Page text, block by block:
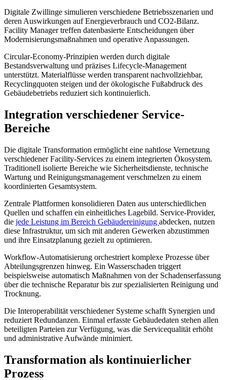
Digitale Zwillinge simulieren verschiedene Betriebsszenarien und
deren Auswirkungen auf Energieverbrauch und CO2-Bilanz.
Facility Manager treffen datenbasierte Entscheidungen über
Modernisierungsmaßnahmen und operative Anpassungen.
Circular-Economy-Prinzipien werden durch digitale
Bestandsverwaltung und präzises Lifecycle-Management
unterstützt. Materialflüsse werden transparent nachvollziehbar,
Recyclingquoten steigen und der ökologische Fußabdruck des
Gebäudebetriebs reduziert sich kontinuierlich.
Integration verschiedener Service-
Bereiche
Die digitale Transformation ermöglicht eine nahtlose Vernetzung
verschiedener Facility-Services zu einem integrierten Ökosystem.
Traditionell isolierte Bereiche wie Sicherheitsdienste, technische
Wartung und Reinigungsmanagement verschmelzen zu einem
koordinierten Gesamtsystem.
Zentrale Plattformen konsolidieren Daten aus unterschiedlichen
Quellen und schaffen ein einheitliches Lagebild. Service-Provider,
die jede Leistung im Bereich Gebäudereinigung abdecken, nutzen
diese Infrastruktur, um sich mit anderen Gewerken abzustimmen
und ihre Einsatzplanung gezielt zu optimieren.
Workflow-Automatisierung orchestriert komplexe Prozesse über
Abteilungsgrenzen hinweg. Ein Wasserschaden triggert
beispielsweise automatisch Maßnahmen von der Schadenserfassung
über die technische Reparatur bis zur spezialisierten Reinigung und
Trocknung.
Die Interoperabilität verschiedener Systeme schafft Synergien und
reduziert Redundanzen. Einmal erfasste Gebäudedaten stehen allen
beteiligten Parteien zur Verfügung, was die Servicequalität erhöht
und administrative Aufwände minimiert.
Transformation als kontinuierlicher
Prozess